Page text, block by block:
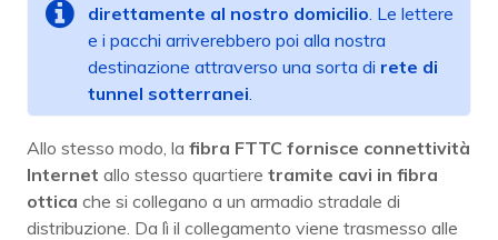
direttamente al nostro domicilio . Le lettere
e i pacchi arriverebbero poi alla nostra
destinazione attraverso una sorta di rete di
tunnel sotterranei
Allo stesso modo, la fibra FTTC fornisce connettività
Internet allo stesso quartiere tramite cavi in ​​fibra
ottica che si collegano a un armadio stradale di
distribuzione. Da lì il collegamento viene trasmesso alle